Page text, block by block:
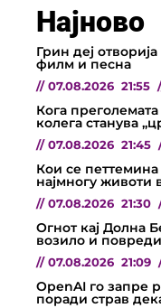
Најново
Грин деј
филм и песна
// 07.08.2026 21:55
Кога
колега станува
// 07.08.2026 21:45
Кои се
најмногу животи
// 07.08.2026 21:30
Огнот кај Долна
возило и
// 07.08.2026 21:09
OpenAI го запре
поради страв